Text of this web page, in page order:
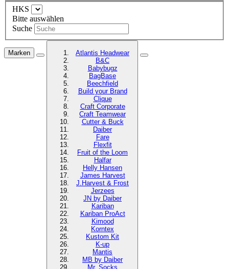
HKS
Bitte auswählen
Suche
Marken
Atlantis Headwear
B&C
Babybugz
BagBase
Beechfield
Build your Brand
Clique
Craft Corporate
Craft Teamwear
Cutter & Buck
Daiber
Fare
Flexfit
Fruit of the Loom
Halfar
Helly Hansen
James Harvest
J.Harvest & Frost
Jerzees
JN by Daiber
Kariban
Kariban ProAct
Kimood
Korntex
Kustom Kit
K-up
Mantis
MB by Daiber
Mr. Socks